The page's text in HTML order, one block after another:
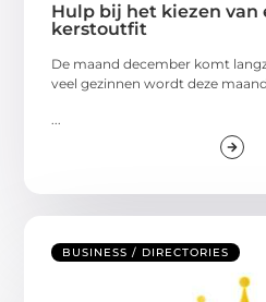
Hulp bij het kiezen van
kerstoutfit
De maand december komt
veel gezinnen wordt deze
BUSINESS / DIRECTORIES